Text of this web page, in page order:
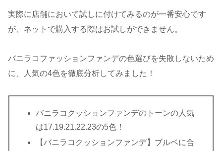
実際に店舗において試しに付けてみるのが一番安心です
が、ネットで購入する際はお試しができません。
バニラコファッションファンデの色選びを失敗しないため
に、人気の4色を徹底分析してみました！
バニラコクッションファンデのトーンの人気
は17.19.21.22.23の5色！
【バニラコクッションファンデ】ブルベに合